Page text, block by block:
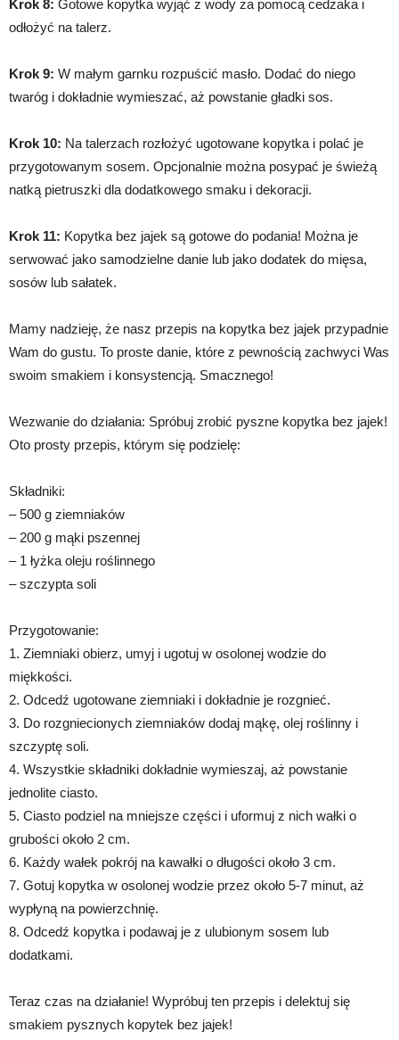
Krok 8: Gotowe kopytka wyjąć z wody za pomocą cedzaka i
odłożyć na talerz.
Krok 9: W małym garnku rozpuścić masło. Dodać do niego
twaróg i dokładnie wymieszać, aż powstanie gładki sos.
Krok 10: Na talerzach rozłożyć ugotowane kopytka i polać je
przygotowanym sosem. Opcjonalnie można posypać je świeżą
natką pietruszki dla dodatkowego smaku i dekoracji.
Krok 11: Kopytka bez jajek są gotowe do podania! Można je
serwować jako samodzielne danie lub jako dodatek do mięsa,
sosów lub sałatek.
Mamy nadzieję, że nasz przepis na kopytka bez jajek przypadnie
Wam do gustu. To proste danie, które z pewnością zachwyci Was
swoim smakiem i konsystencją. Smacznego!
Wezwanie do działania: Spróbuj zrobić pyszne kopytka bez jajek!
Oto prosty przepis, którym się podzielę:
Składniki:
– 500 g ziemniaków
– 200 g mąki pszennej
– 1 łyżka oleju roślinnego
– szczypta soli
Przygotowanie:
1. Ziemniaki obierz, umyj i ugotuj w osolonej wodzie do
miękkości.
2. Odcedź ugotowane ziemniaki i dokładnie je rozgnieć.
3. Do rozgniecionych ziemniaków dodaj mąkę, olej roślinny i
szczyptę soli.
4. Wszystkie składniki dokładnie wymieszaj, aż powstanie
jednolite ciasto.
5. Ciasto podziel na mniejsze części i uformuj z nich wałki o
grubości około 2 cm.
6. Każdy wałek pokrój na kawałki o długości około 3 cm.
7. Gotuj kopytka w osolonej wodzie przez około 5-7 minut, aż
wypłyną na powierzchnię.
8. Odcedź kopytka i podawaj je z ulubionym sosem lub
dodatkami.
Teraz czas na działanie! Wypróbuj ten przepis i delektuj się
smakiem pysznych kopytek bez jajek!